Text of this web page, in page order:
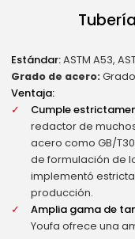
Estándar:ASTM A53,
Grado de acero:
Ventaja:
Cumple
redactor de
acero como GB/
de formulación de
implementó
producción.
Amplia gama de
Youfa ofrece una